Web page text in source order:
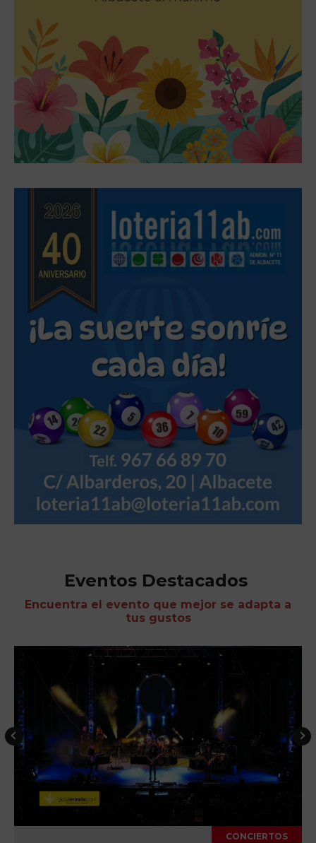
Eventos Destacados
Encuentra el evento que mejor se adapta a
tus gustos
CONCIERTOS